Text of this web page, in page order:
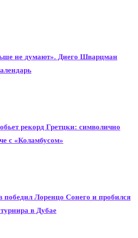
не думают». Диего Шварцман
рекорд Гретцки: символично
с «Коламбусом»
победил Лоренцо Сонего и пробился
в Дубае